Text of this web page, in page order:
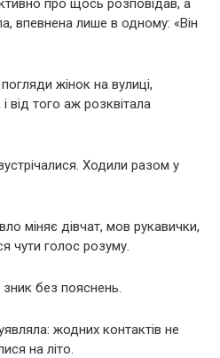
про щось розповідав, а
впевнена лише в одному: «Він
жінок на вулиці,
від того аж розквітала
Ходили разом у
міняє дівчат, мов рукавички,
чути голос розуму.
без пояснень.
жодних контактів не
на літо.